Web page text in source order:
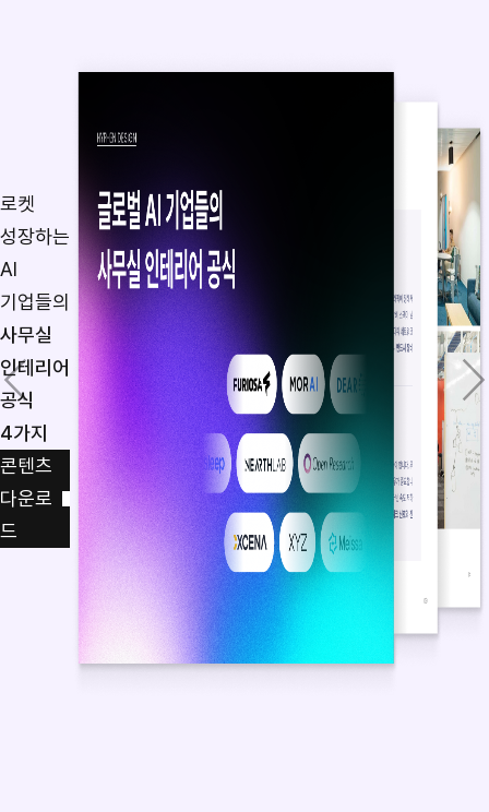
로켓
성장하는
AI
기업들의
사무실
인테리어
공식
4가지
콘텐츠
다운로
드